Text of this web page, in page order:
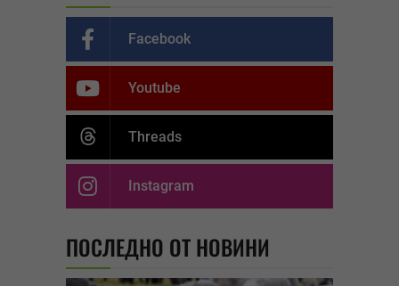
Facebook
Youtube
Threads
Instagram
ПОСЛЕДНО ОТ НОВИНИ